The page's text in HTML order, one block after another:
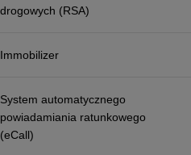
drogowych (RSA)
Immobilizer
System automatycznego
powiadamiania ratunkowego
(eCall)